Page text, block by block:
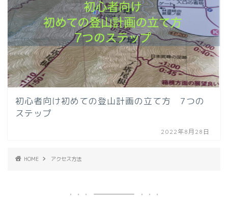
初心者向け初めての登山計画の立て方 7つの
ステップ
2022年8月28日
HOME アクセス方法